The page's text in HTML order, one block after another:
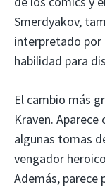
Smerdyakov,
interpretado por
habilidad para
El cambio más
Kraven.
algunas tomas
vengador
Además, parece